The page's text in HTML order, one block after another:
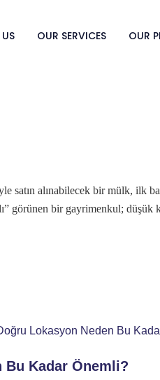
OUR SERVICES OUR
satın alınabilecek bir mülk, ilk
görünen bir gayrimenkul;
Bu Kadar Önemli?